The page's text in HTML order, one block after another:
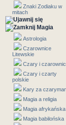
Znaki Zodiaku w
mitach
Magia
Astrologia
Czarownice
Litewskie
Czary i
Czary i czarty
polskie
Kary za
Magia a religia
Magia afrykańska
Magia babilońska